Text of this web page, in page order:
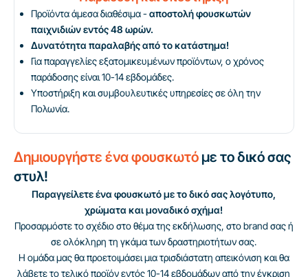
Προϊόντα άμεσα διαθέσιμα -αποστολή φουσκωτών
παιχνιδιών εντός 48 ωρών.
Δυνατότητα παραλαβής από το κατάστημα!
Για παραγγελίες εξατομικευμένων προϊόντων, ο χρόνος
παράδοσης είναι 10-14 εβδομάδες.
Υποστήριξη και συμβουλευτικές υπηρεσίες σε όλη την
Πολωνία.
Δημιουργήστε ένα φουσκωτό με το δικό σας
στυλ!
Παραγγείλετε ένα φουσκωτό με το δικό σας λογότυπο,
χρώματα και μοναδικό σχήμα!
Προσαρμόστε το σχέδιο στο θέμα της εκδήλωσης, στο brand σας ή
σε ολόκληρη τη γκάμα των δραστηριοτήτων σας.
Η ομάδα μας θα προετοιμάσει μια τρισδιάστατη απεικόνιση και θα
λάβετε το τελικό προϊόν εντός 10-14 εβδομάδων από την έγκριση